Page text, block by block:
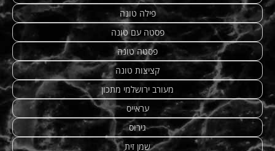
פילה טונה
פסטה עם טונה
פסטה טונה
קציצות טונה
מעורב ירושלמי מתכון
עראייס
גירוס
שמן זית